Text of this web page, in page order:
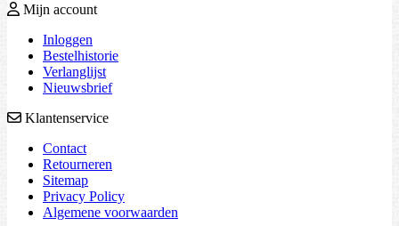
Mijn account
Inloggen
Bestelhistorie
Verlanglijst
Nieuwsbrief
Klantenservice
Contact
Retourneren
Sitemap
Privacy Policy
Algemene voorwaarden